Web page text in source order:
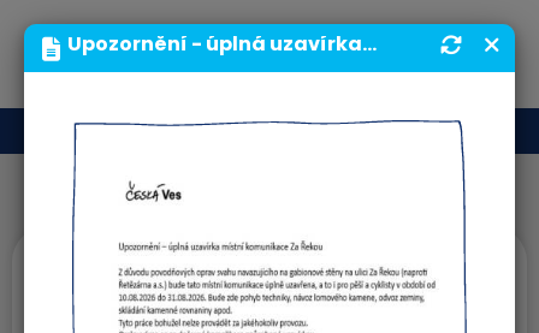
MENU
MAS Jesenicko
Vybavení pro
Upozornění - úplná uzavírka místní komunikace Za Řekou | Obecní úřad | Obec Česká Ves